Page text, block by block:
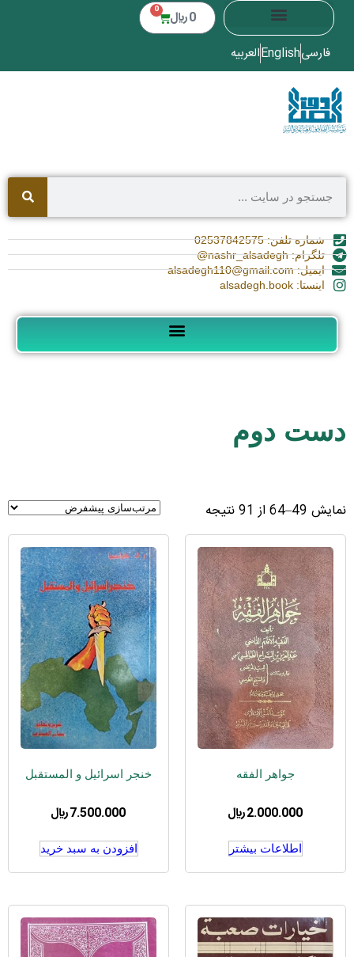
0 ﷼ 0
فارسیEnglishالعربیه
شماره تلفن: 02537842575
تلگرام: nashr_alsadegh@
ایمیل: alsadegh110@gmail.com
اینستا: alsadegh.book
دست دوم
نمایش 49–64 از 91 نتیجه
جواهر الفقه
2.000.000 ﷼
اطلاعات بیشتر
خنجر اسرائیل و المستقبل
7.500.000 ﷼
افزودن به سبد خرید